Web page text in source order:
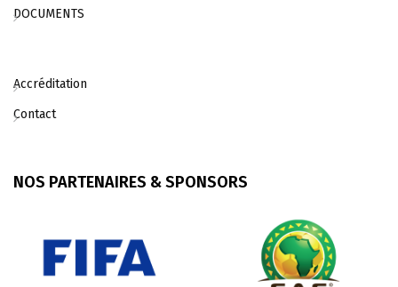
DOCUMENTS
Accréditation
Contact
NOS PARTENAIRES & SPONSORS